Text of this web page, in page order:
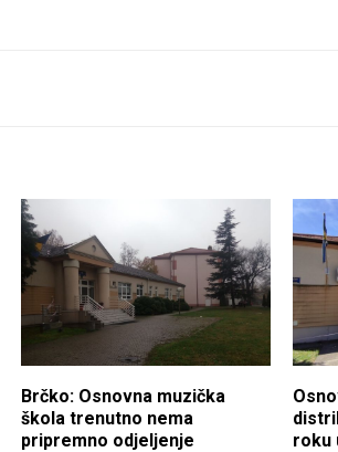
Brčko: Osnovna muzička
škola trenutno nema
pripremno odjeljenje
roku